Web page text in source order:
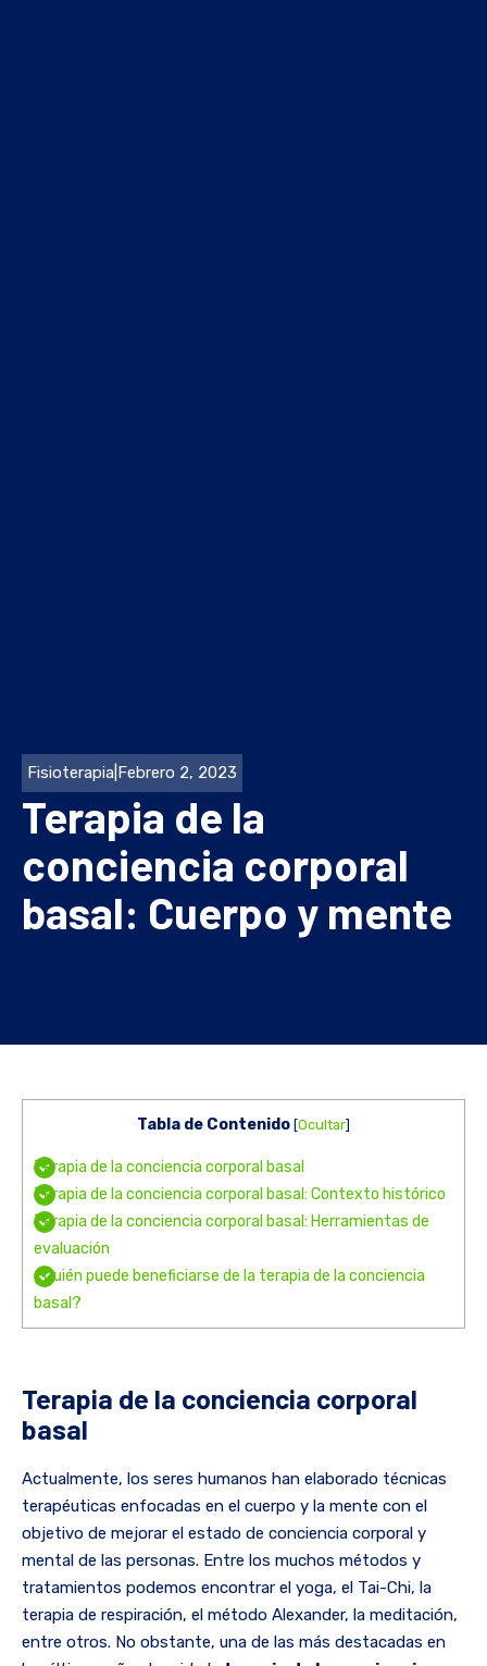
Fisioterapia Febrero 2, 2023
Terapia de la
conciencia corporal
basal: Cuerpo y mente
Tabla de Contenido [Ocultar]
Terapia de la conciencia corporal basal
Terapia de la conciencia corporal basal: Contexto histórico
Terapia de la conciencia corporal basal: Herramientas de
evaluación
¿Quién puede beneficiarse de la terapia de la conciencia
basal?
Terapia de la conciencia corporal
basal
Actualmente, los seres humanos han elaborado técnicas
terapéuticas enfocadas en el cuerpo y la mente con el
objetivo de mejorar el estado de conciencia corporal y
mental de las personas. Entre los muchos métodos y
tratamientos podemos encontrar el yoga, el Tai-Chi, la
terapia de respiración, el método Alexander, la meditación,
entre otros. No obstante, una de las más destacadas en